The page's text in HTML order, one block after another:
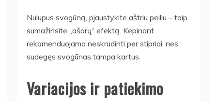
Nulupus svogūną, pjaustykite aštriu peiliu – taip
sumažinsite „ašarų“ efektą. Kepinant
rekomenduojama neskrudinti per stipriai, nes
sudegęs svogūnas tampa kartus.
Variacijos ir patiekimo